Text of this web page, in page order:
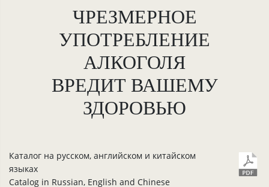
ЧРЕЗМЕРНОЕ
УПОТРЕБЛЕНИЕ
АЛКОГОЛЯ
ВРЕДИТ ВАШЕМУ
ЗДОРОВЬЮ
Каталог на русском, английском и китайском
языках
Catalog in Russian, English and Chinese